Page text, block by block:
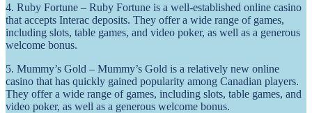
4. Ruby Fortune – Ruby Fortune is a well-established online casino
that accepts Interac deposits. They offer a wide range of games,
including slots, table games, and video poker, as well as a generous
welcome bonus.
5. Mummy’s Gold – Mummy’s Gold is a relatively new online
casino that has quickly gained popularity among Canadian players.
They offer a wide range of games, including slots, table games, and
video poker, as well as a generous welcome bonus.